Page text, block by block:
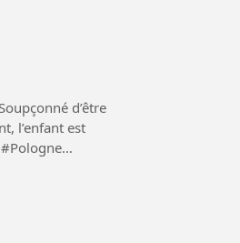
d’être
l’enfant est